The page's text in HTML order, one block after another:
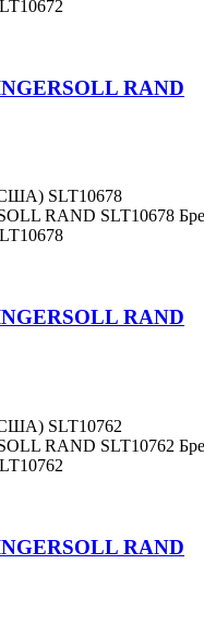
RAND
SLT10678
RAND SLT10678
RAND
SLT10762
RAND SLT10762
RAND